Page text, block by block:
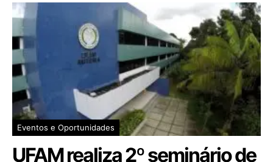
Eventos e Oportunidades
UFAM realiza 2º seminário de